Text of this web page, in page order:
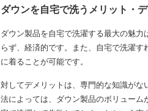
ダウンを自宅で洗うメリット・
ダウン製品を自宅で洗濯する最大の魅
らず、経済的です。また、自宅で洗濯
に着ることが可能です。
対してデメリットは、専門的な知識が
法によっては、ダウン製品のボリュー